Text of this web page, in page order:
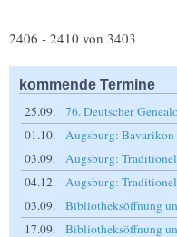
2406 - 2410 von 3403
kommende Termine
25.09.
76. Deutscher
01.10.
Augsburg: Bavarikon
03.09.
Augsburg:
04.12.
Augsburg:
03.09.
Bibliotheksöffnung
17.09.
Bibliotheksöffnung